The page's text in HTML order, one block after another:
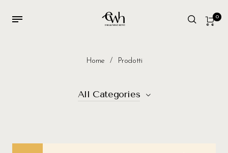
0
Home / Prodotti
All Categories